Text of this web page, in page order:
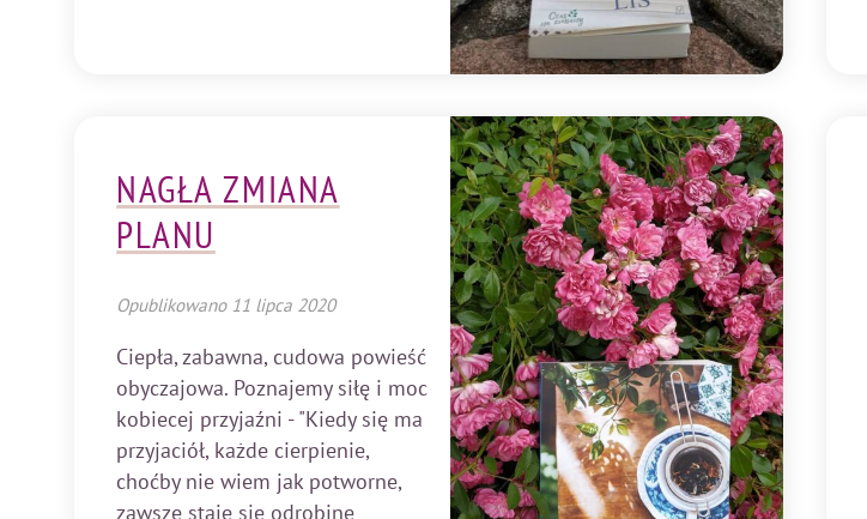
NAGŁA ZMIANA
PLANU
Opublikowano 11 lipca 2020
Ciepła, zabawna, cudowa powieść
obyczajowa. Poznajemy siłę i moc
kobiecej przyjaźni - "Kiedy się ma
przyjaciół, każde cierpienie,
choćby nie wiem jak potworne,
zawsze staje się odrobinę